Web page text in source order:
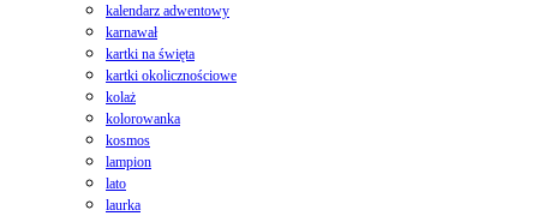
kalendarz adwentowy
karnawał
kartki na święta
kartki okolicznościowe
kolaż
kolorowanka
kosmos
lampion
lato
laurka